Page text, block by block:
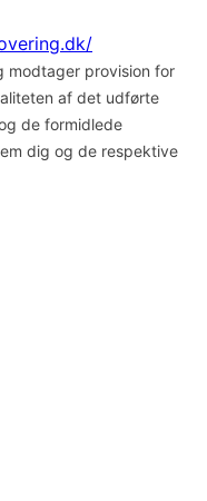
modtager provision for
af det udførte
de formidlede
dig og de respektive